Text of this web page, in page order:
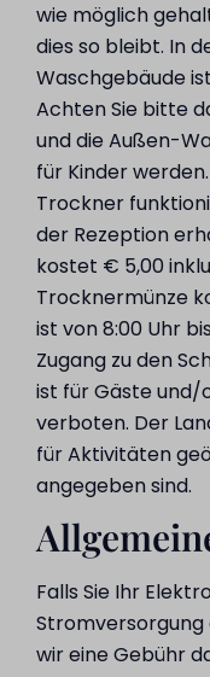
wie möglich
dies so bleibt. In
Waschgebäude
Achten Sie bitte
und die Außen-
für Kinder
Trockner
der Rezeption
kostet € 5,00
Trocknermünze
ist von 8:00 Uhr
Zugang zu den
ist für Gäste und/
verboten. Der
für Aktivitäten
angegeben sind.
Falls Sie Ihr
wir eine Gebühr